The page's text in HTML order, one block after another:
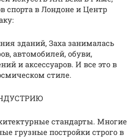
спорта в Лондоне и Центр
зданий, Заха занималась
автомобилей, обуви,
и аксессуаров. И все это в
стиле.
стандарты. Многие
грузные постройки строго в